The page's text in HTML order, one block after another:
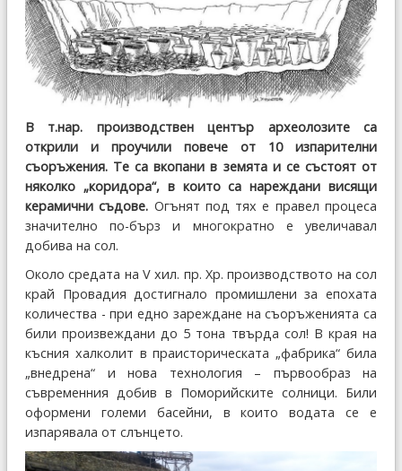
В т.нар. производствен център археолозите са
открили и проучили повече от 10 изпарителни
съоръжения. Те са вкопани в земята и се състоят от
няколко „коридора“, в които са нареждани висящи
керамични съдове. Огънят под тях е правел процеса
значително по-бърз и многократно е увеличавал
добива на сол.
Около средата на V хил. пр. Хр. производството на сол
край Провадия достигнало промишлени за епохата
количества - при едно зареждане на съоръженията са
били произвеждани до 5 тона твърда сол! В края на
късния халколит в праисторическата „фабрика“ била
„внедрена“ и нова технология – първообраз на
съвременния добив в Поморийските солници. Били
оформени големи басейни, в които водата се е
изпарявала от слънцето.